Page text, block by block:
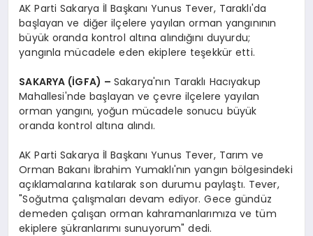
AK Parti Sakarya İl Başkanı Yunus Tever, Taraklı'da
başlayan ve diğer ilçelere yayılan orman yangınının
büyük oranda kontrol altına alındığını duyurdu;
yangınla mücadele eden ekiplere teşekkür etti.
SAKARYA (İGFA) –Sakarya'nın Taraklı Hacıyakup
Mahallesi'nde başlayan ve çevre ilçelere yayılan
orman yangını, yoğun mücadele sonucu büyük
oranda kontrol altına alındı.
AK Parti Sakarya İl Başkanı Yunus Tever, Tarım ve
Orman Bakanı İbrahim Yumaklı'nın yangın bölgesindeki
açıklamalarına katılarak son durumu paylaştı. Tever,
"Soğutma çalışmaları devam ediyor. Gece gündüz
demeden çalışan orman kahramanlarımıza ve tüm
ekiplere şükranlarımı sunuyorum" dedi.